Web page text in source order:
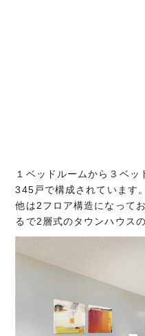
１ベッドルームから３ベ
345戸で構成されています
他は2フロア構造になって
るで2層式のタウンハウス